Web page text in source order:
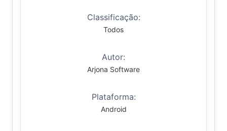
Classificação:
Todos
Autor:
Arjona Software
Plataforma:
Android